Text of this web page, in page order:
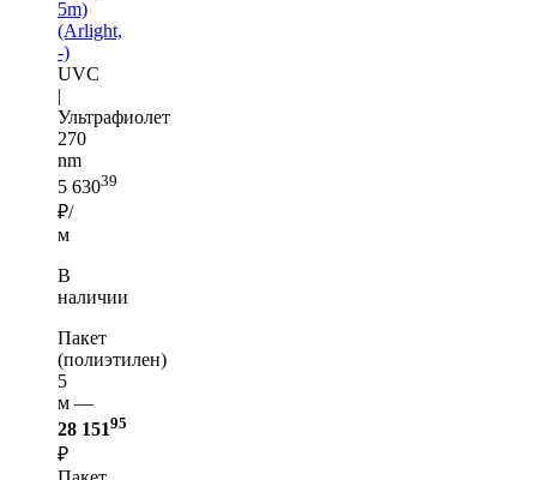
5m)
(Arlight,
-)
UVC
|
Ультрафиолет
270
nm
5 63039
₽/
м
В
наличии
Пакет
(полиэтилен)
5
м —
28 15195
₽